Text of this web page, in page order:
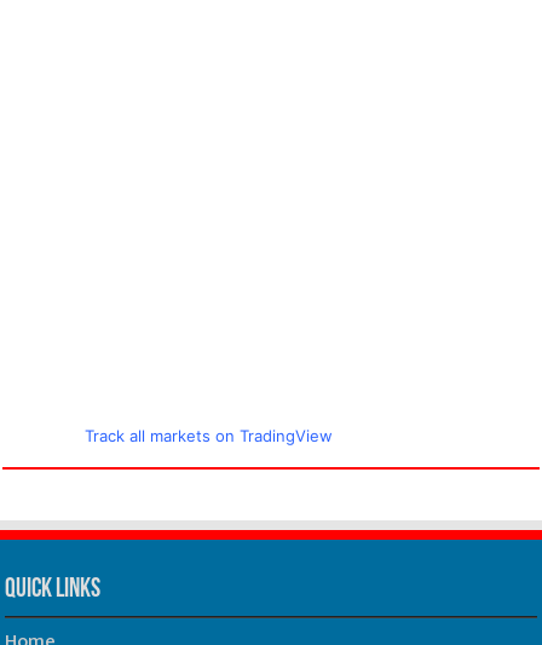
Track all markets on TradingView
Quick Links